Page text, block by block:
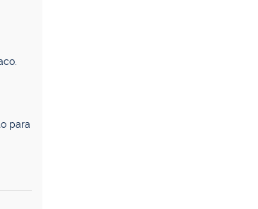
para